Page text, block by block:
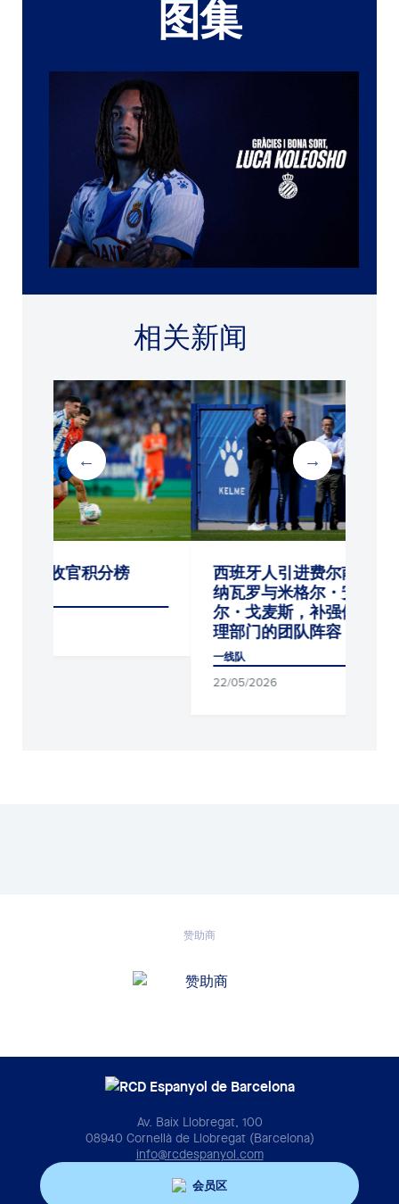
图集
相关新闻
西班牙人引进费尔南多・
纳瓦罗与米格尔・安赫
尔・戈麦斯，补强体育管
理部门的团队阵容
4-0：西班
波城FC
一线队
21/07/2026
赞助商
Av. Baix Llobregat, 100
08940 Cornellà de Llobregat (Barcelona)
info@rcdespanyol.com
会员区